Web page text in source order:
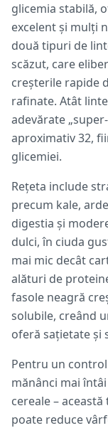
glicemia stabilă,
excelent și mulți
două tipuri de
scăzut, care
creșterile rapide
rafinate. Atât
adevărate
aproximativ 32,
glicemiei.
Rețeta include
precum kale,
digestia și
dulci, în ciuda
mai mic decât
alături de
fasole neagră
solubile, creând
oferă sațietate și
Pentru un
mănânci mai
cereale –
poate reduce